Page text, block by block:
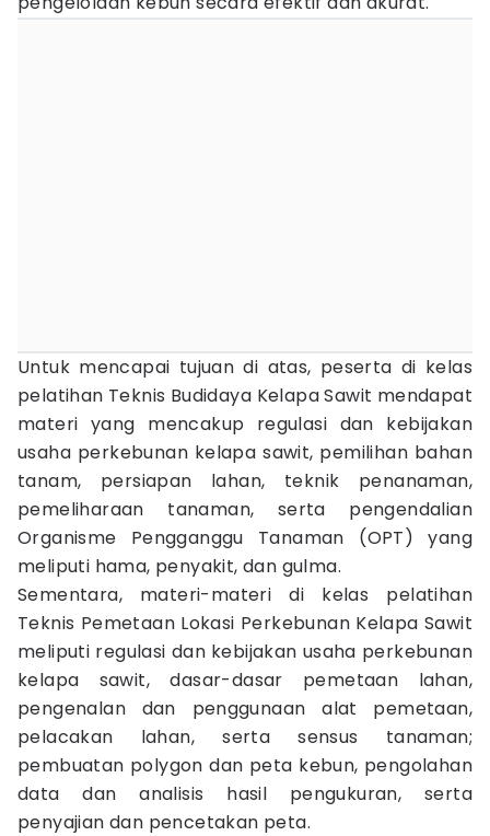
Untuk mencapai tujuan di atas, peserta di kelas
pelatihan Teknis Budidaya Kelapa Sawit mendapat
materi yang mencakup regulasi dan kebijakan
usaha perkebunan kelapa sawit, pemilihan bahan
tanam, persiapan lahan, teknik penanaman,
pemeliharaan tanaman, serta pengendalian
Organisme Pengganggu Tanaman (OPT) yang
meliputi hama, penyakit, dan gulma.
Sementara, materi-materi di kelas pelatihan
Teknis Pemetaan Lokasi Perkebunan Kelapa Sawit
meliputi regulasi dan kebijakan usaha perkebunan
kelapa sawit, dasar-dasar pemetaan lahan,
pengenalan dan penggunaan alat pemetaan,
pelacakan lahan, serta sensus tanaman;
pembuatan polygon dan peta kebun, pengolahan
data dan analisis hasil pengukuran, serta
penyajian dan pencetakan peta.